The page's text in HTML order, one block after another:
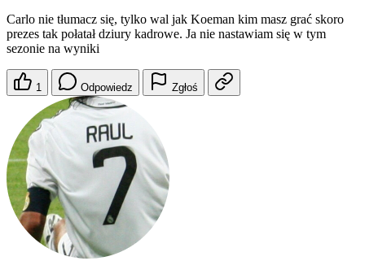
Carlo nie tłumacz się, tylko wal jak Koeman kim masz grać skoro
prezes tak połatał dziury kadrowe. Ja nie nastawiam się w tym
sezonie na wyniki
1 Odpowiedz Zgłoś